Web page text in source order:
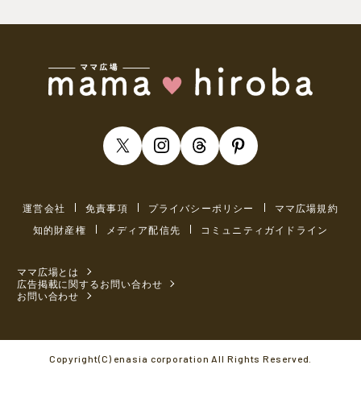
運営会社 免責事項 プライバシーポリシー
ママ広場規約
知的財産権
メディア配信先 コミュニティガイドライン
ママ広場とは
広告掲載に関するお問い合わせ
お問い合わせ
Copyright(C) enasia corporation All Rights Reserved.